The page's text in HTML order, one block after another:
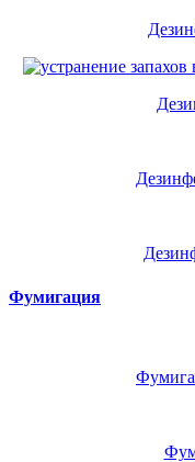
Фумигация